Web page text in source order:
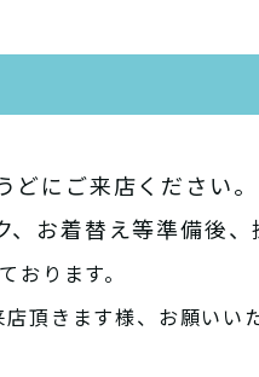
にご来店ください。
お着替え等準備後、
ります。
頂きます様、お願いいた